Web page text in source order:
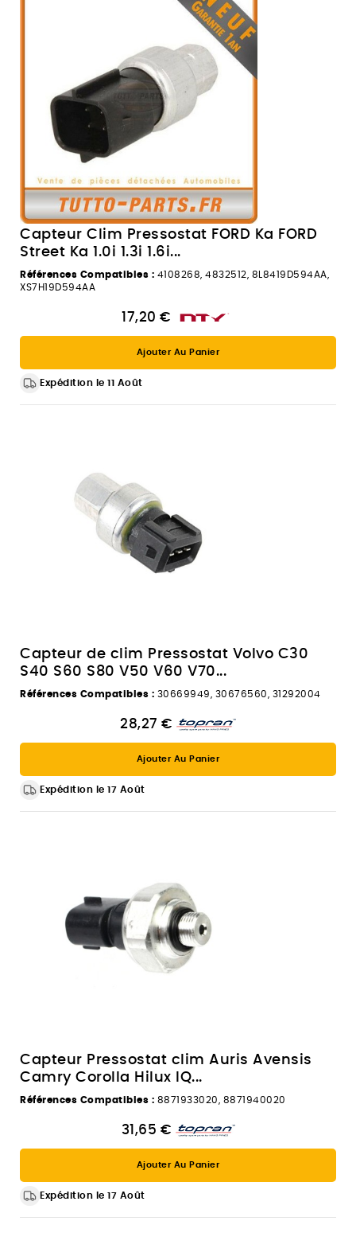
Capteur Clim Pressostat FORD Ka FORD
Street Ka 1.0i 1.3i 1.6i...
Références Compatibles : 4108268, 4832512, 8L8419D594AA,
XS7H19D594AA
17,20 €
Ajouter Au Panier
Expédition le 11 Août
Capteur de clim Pressostat Volvo C30
S40 S60 S80 V50 V60 V70...
Références Compatibles : 30669949, 30676560, 31292004
28,27 €
Ajouter Au Panier
Expédition le 17 Août
Capteur Pressostat clim Auris Avensis
Camry Corolla Hilux IQ...
Références Compatibles : 8871933020, 8871940020
31,65 €
Ajouter Au Panier
Expédition le 17 Août